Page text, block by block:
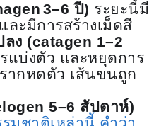
3–6 ปี) ระยะนี้มี
ละมีการสร้างเม็ดสี
ลง (catagen 1–2
แบ่งตัว และหยุดการ
ากหดตัว เส้นขนถูก
5–6 สัปดาห์)